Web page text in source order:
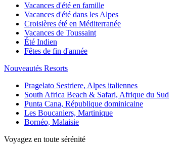
Vacances d'été en famille
Vacances d'été dans les Alpes
Croisières été en Méditerranée
Vacances de Toussaint
Été Indien
Fêtes de fin d'année
Nouveautés Resorts
Pragelato Sestriere, Alpes italiennes
South Africa Beach & Safari, Afrique du Sud
Punta Cana, République dominicaine
Les Boucaniers, Martinique
Bornéo, Malaisie
Voyagez en toute sérénité